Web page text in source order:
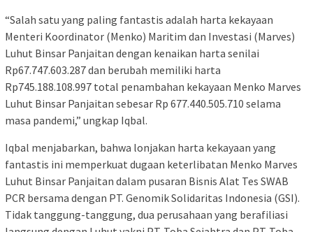
“Salah satu yang paling fantastis adalah harta kekayaan
Menteri Koordinator (Menko) Maritim dan Investasi (Marves)
Luhut Binsar Panjaitan dengan kenaikan harta senilai
Rp67.747.603.287 dan berubah memiliki harta
Rp745.188.108.997 total penambahan kekayaan Menko Marves
Luhut Binsar Panjaitan sebesar Rp 677.440.505.710 selama
masa pandemi,” ungkap Iqbal.
Iqbal menjabarkan, bahwa lonjakan harta kekayaan yang
fantastis ini memperkuat dugaan keterlibatan Menko Marves
Luhut Binsar Panjaitan dalam pusaran Bisnis Alat Tes SWAB
PCR bersama dengan PT. Genomik Solidaritas Indonesia (GSI).
Tidak tanggung-tanggung, dua perusahaan yang berafiliasi